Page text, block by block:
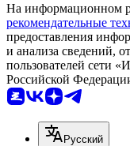
На информационном
рекомендательные
предоставления
и анализа сведений,
пользователей сети
Российской
Русский